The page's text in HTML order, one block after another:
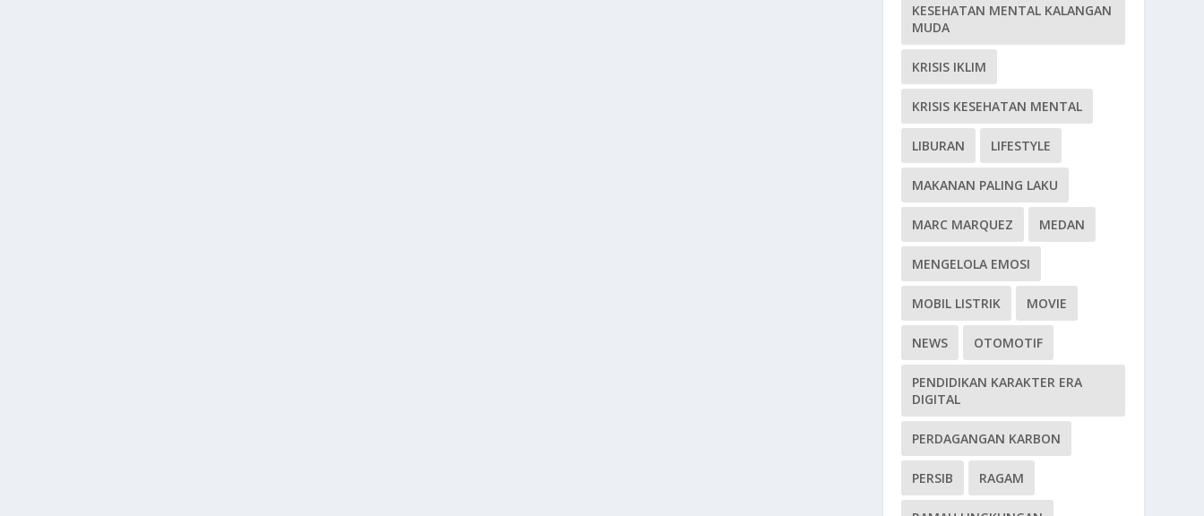
KESEHATAN MENTAL KALANGAN
MUDA
KRISIS IKLIM
KRISIS KESEHATAN MENTAL
LIBURAN LIFESTYLE
MAKANAN PALING LAKU
MARC MARQUEZ MEDAN
MENGELOLA EMOSI
MOBIL LISTRIK MOVIE
NEWS OTOMOTIF
PENDIDIKAN KARAKTER ERA
DIGITAL
PERDAGANGAN KARBON
PERSIB RAGAM